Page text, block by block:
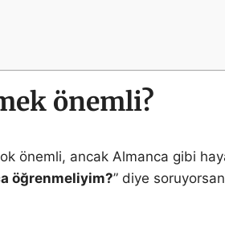
önemli?
önemli, ancak Almanca gibi
öğrenmeliyim?” diye